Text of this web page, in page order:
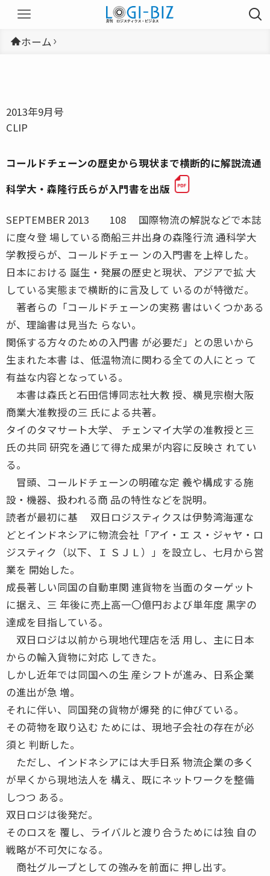
ホーム
2013年9月号
CLIP
コールドチェーンの歴史から現状まで横断的に解説流通
科学大・森隆行氏らが入門書を出版
SEPTEMBER 2013 108 国際物流の解説などで本誌
に度々登 場している商船三井出身の森隆行流 通科学大
学教授らが、コールドチェー ンの入門書を上梓した。
日本における 誕生・発展の歴史と現状、アジアで拡 大
している実態まで横断的に言及して いるのが特徴だ。
著者らの「コールドチェーンの実務 書はいくつかある
が、理論書は見当た らない。
関係する方々のための入門書 が必要だ」との思いから
生まれた本書 は、低温物流に関わる全ての人にとっ て
有益な内容となっている。
本書は森氏と石田信博同志社大教 授、横見宗樹大阪
商業大准教授の三 氏による共著。
タイのタマサート大学、 チェンマイ大学の准教授と三
氏の共同 研究を通じて得た成果が内容に反映さ れてい
る。
冒頭、コールドチェーンの明確な定 義や構成する施
設・機器、扱われる商 品の特性などを説明。
読者が最初に基 双日ロジスティクスは伊勢湾海運な
どとインドネシアに物流会社「アイ・エ ス・ジャヤ・ロ
ジスティク（以下、Ｉ ＳＪＬ）」を設立し、七月から営
業を 開始した。
成長著しい同国の自動車関 連貨物を当面のターゲット
に据え、三 年後に売上高一〇億円および単年度 黒字の
達成を目指している。
双日ロジは以前から現地代理店を活 用し、主に日本
からの輸入貨物に対応 してきた。
しかし近年では同国への生 産シフトが進み、日系企業
の進出が急 増。
それに伴い、同国発の貨物が爆発 的に伸びている。
その荷物を取り込む ためには、現地子会社の存在が必
須と 判断した。
ただし、インドネシアには大手日系 物流企業の多く
が早くから現地法人を 構え、既にネットワークを整備
しつつ ある。
双日ロジは後発だ。
そのロスを 覆し、ライバルと渡り合うためには独 自の
戦略が不可欠になる。
商社グループとしての強みを前面に 押し出す。